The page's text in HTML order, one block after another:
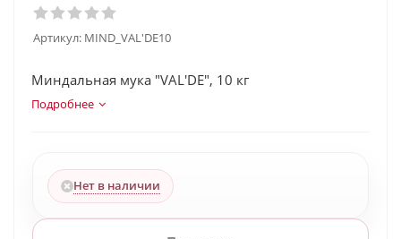
Артикул: MIND_VAL'DE10
Миндальная мука "VAL'DE", 10 кг
Подробнее
Нет в наличии